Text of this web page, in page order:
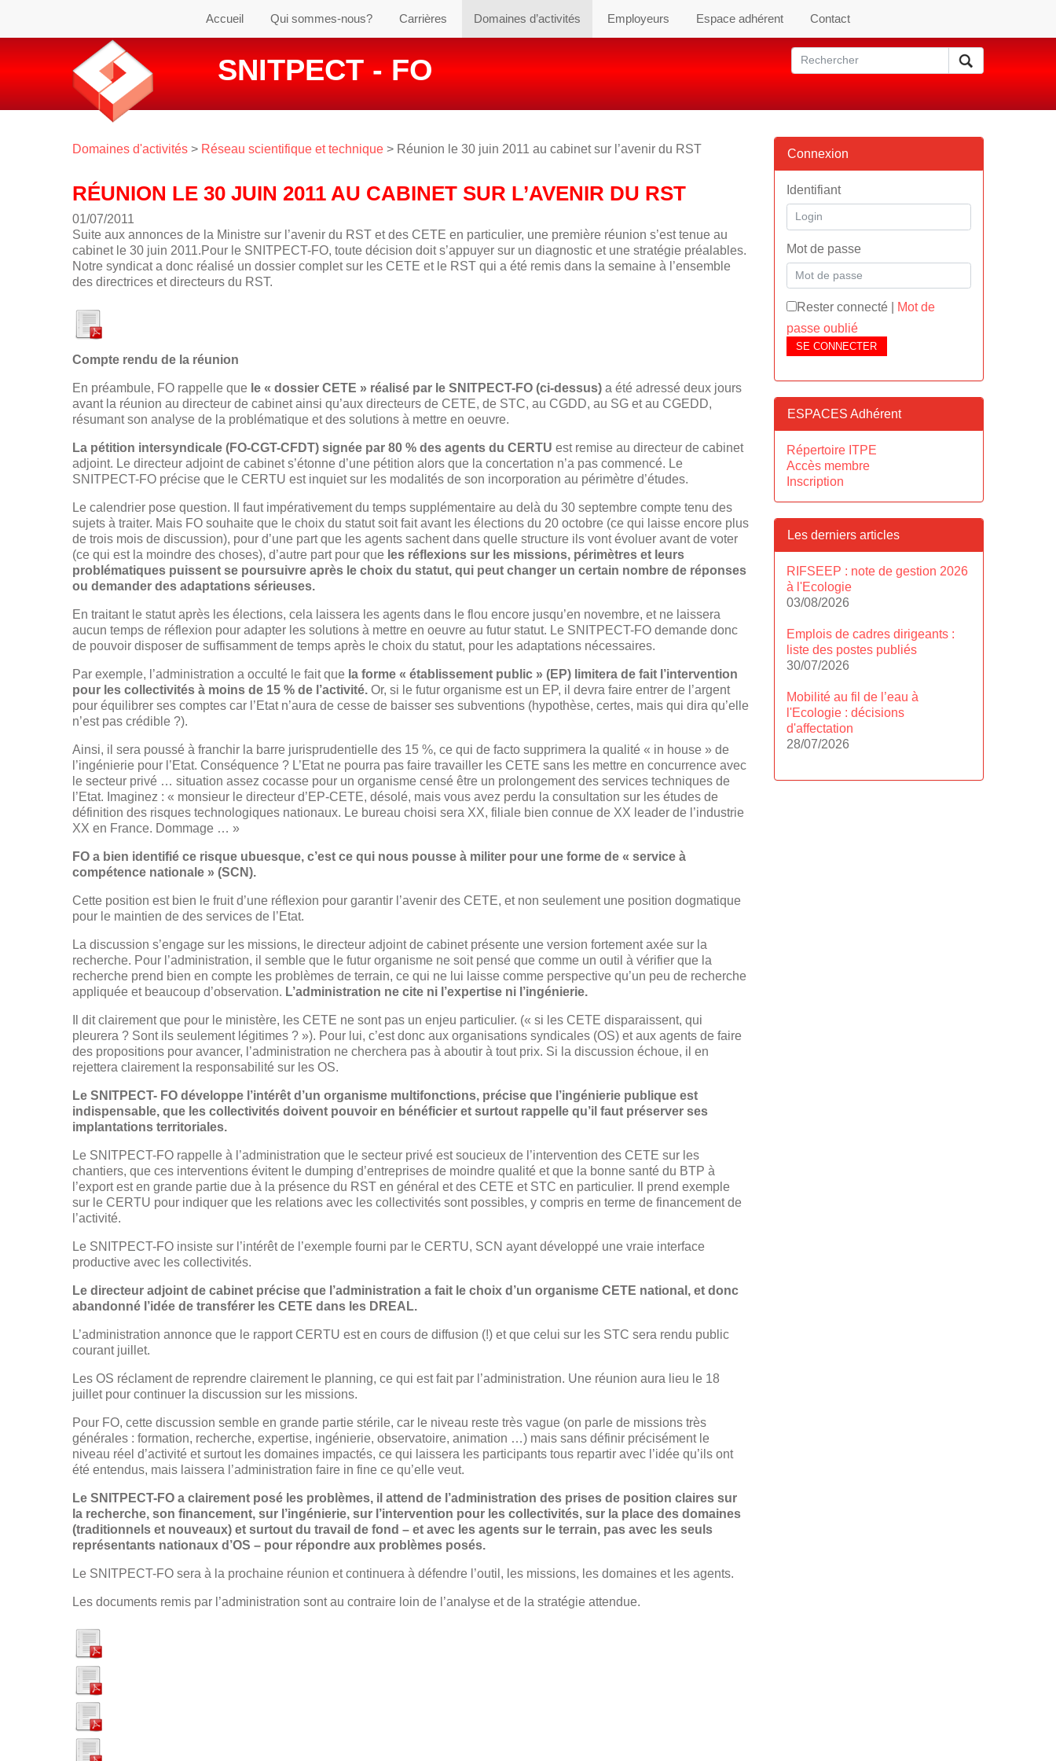
Accueil Qui sommes-nous? Carrières Domaines d’activités Employeurs Espace adhérent Contact
SNITPECT - FO
Domaines d'activités > Réseau scientifique et technique > Réunion le 30 juin 2011 au cabinet sur l’avenir du RST
RÉUNION LE 30 JUIN 2011 AU CABINET SUR L’AVENIR DU RST
01/07/2011
Suite aux annonces de la Ministre sur l’avenir du RST et des CETE en particulier, une première réunion s’est tenue au
cabinet le 30 juin 2011.Pour le SNITPECT-FO, toute décision doit s’appuyer sur un diagnostic et une stratégie préalables.
Notre syndicat a donc réalisé un dossier complet sur les CETE et le RST qui a été remis dans la semaine à l’ensemble
des directrices et directeurs du RST.
Compte rendu de la réunion
En préambule, FO rappelle que le « dossier CETE » réalisé par le SNITPECT-FO (ci-dessus) a été adressé deux jours
avant la réunion au directeur de cabinet ainsi qu’aux directeurs de CETE, de STC, au CGDD, au SG et au CGEDD,
résumant son analyse de la problématique et des solutions à mettre en oeuvre.
La pétition intersyndicale (FO-CGT-CFDT) signée par 80 % des agents du CERTU est remise au directeur de cabinet
adjoint. Le directeur adjoint de cabinet s’étonne d’une pétition alors que la concertation n’a pas commencé. Le
SNITPECT-FO précise que le CERTU est inquiet sur les modalités de son incorporation au périmètre d’études.
Le calendrier pose question. Il faut impérativement du temps supplémentaire au delà du 30 septembre compte tenu des
sujets à traiter. Mais FO souhaite que le choix du statut soit fait avant les élections du 20 octobre (ce qui laisse encore plus
de trois mois de discussion), pour d’une part que les agents sachent dans quelle structure ils vont évoluer avant de voter
(ce qui est la moindre des choses), d’autre part pour que les réflexions sur les missions, périmètres et leurs
problématiques puissent se poursuivre après le choix du statut, qui peut changer un certain nombre de réponses
ou demander des adaptations sérieuses.
En traitant le statut après les élections, cela laissera les agents dans le flou encore jusqu’en novembre, et ne laissera
aucun temps de réflexion pour adapter les solutions à mettre en oeuvre au futur statut. Le SNITPECT-FO demande donc
de pouvoir disposer de suffisamment de temps après le choix du statut, pour les adaptations nécessaires.
Par exemple, l’administration a occulté le fait que la forme « établissement public » (EP) limitera de fait l’intervention
pour les collectivités à moins de 15 % de l’activité. Or, si le futur organisme est un EP, il devra faire entrer de l’argent
pour équilibrer ses comptes car l’Etat n’aura de cesse de baisser ses subventions (hypothèse, certes, mais qui dira qu’elle
n’est pas crédible ?).
Ainsi, il sera poussé à franchir la barre jurisprudentielle des 15 %, ce qui de facto supprimera la qualité « in house » de
l’ingénierie pour l’Etat. Conséquence ? L’Etat ne pourra pas faire travailler les CETE sans les mettre en concurrence avec
le secteur privé … situation assez cocasse pour un organisme censé être un prolongement des services techniques de
l’Etat. Imaginez : « monsieur le directeur d’EP-CETE, désolé, mais vous avez perdu la consultation sur les études de
définition des risques technologiques nationaux. Le bureau choisi sera XX, filiale bien connue de XX leader de l’industrie
XX en France. Dommage … »
FO a bien identifié ce risque ubuesque, c’est ce qui nous pousse à militer pour une forme de « service à
compétence nationale » (SCN).
Cette position est bien le fruit d’une réflexion pour garantir l’avenir des CETE, et non seulement une position dogmatique
pour le maintien de des services de l’Etat.
La discussion s’engage sur les missions, le directeur adjoint de cabinet présente une version fortement axée sur la
recherche. Pour l’administration, il semble que le futur organisme ne soit pensé que comme un outil à vérifier que la
recherche prend bien en compte les problèmes de terrain, ce qui ne lui laisse comme perspective qu’un peu de recherche
appliquée et beaucoup d’observation. L’administration ne cite ni l’expertise ni l’ingénierie.
Il dit clairement que pour le ministère, les CETE ne sont pas un enjeu particulier. (« si les CETE disparaissent, qui
pleurera ? Sont ils seulement légitimes ? »). Pour lui, c’est donc aux organisations syndicales (OS) et aux agents de faire
des propositions pour avancer, l’administration ne cherchera pas à aboutir à tout prix. Si la discussion échoue, il en
rejettera clairement la responsabilité sur les OS.
Le SNITPECT- FO développe l’intérêt d’un organisme multifonctions, précise que l’ingénierie publique est
indispensable, que les collectivités doivent pouvoir en bénéficier et surtout rappelle qu’il faut préserver ses
implantations territoriales.
Le SNITPECT-FO rappelle à l’administration que le secteur privé est soucieux de l’intervention des CETE sur les
chantiers, que ces interventions évitent le dumping d’entreprises de moindre qualité et que la bonne santé du BTP à
l’export est en grande partie due à la présence du RST en général et des CETE et STC en particulier. Il prend exemple
sur le CERTU pour indiquer que les relations avec les collectivités sont possibles, y compris en terme de financement de
l’activité.
Le SNITPECT-FO insiste sur l’intérêt de l’exemple fourni par le CERTU, SCN ayant développé une vraie interface
productive avec les collectivités.
Le directeur adjoint de cabinet précise que l’administration a fait le choix d’un organisme CETE national, et donc
abandonné l’idée de transférer les CETE dans les DREAL.
L’administration annonce que le rapport CERTU est en cours de diffusion (!) et que celui sur les STC sera rendu public
courant juillet.
Les OS réclament de reprendre clairement le planning, ce qui est fait par l’administration. Une réunion aura lieu le 18
juillet pour continuer la discussion sur les missions.
Pour FO, cette discussion semble en grande partie stérile, car le niveau reste très vague (on parle de missions très
générales : formation, recherche, expertise, ingénierie, observatoire, animation …) mais sans définir précisément le
niveau réel d’activité et surtout les domaines impactés, ce qui laissera les participants tous repartir avec l’idée qu’ils ont
été entendus, mais laissera l’administration faire in fine ce qu’elle veut.
Le SNITPECT-FO a clairement posé les problèmes, il attend de l’administration des prises de position claires sur
la recherche, son financement, sur l’ingénierie, sur l’intervention pour les collectivités, sur la place des domaines
(traditionnels et nouveaux) et surtout du travail de fond – et avec les agents sur le terrain, pas avec les seuls
représentants nationaux d’OS – pour répondre aux problèmes posés.
Le SNITPECT-FO sera à la prochaine réunion et continuera à défendre l’outil, les missions, les domaines et les agents.
Les documents remis par l’administration sont au contraire loin de l’analyse et de la stratégie attendue.
Connexion
Identifiant
Mot de passe
Rester connecté|
Mot de
passe oublié
SE CONNECTER
ESPACES Adhérent
Répertoire ITPE
Accès membre
Inscription
Les derniers articles
RIFSEEP : note de gestion 2026
à l'Ecologie
03/08/2026
Emplois de cadres dirigeants :
liste des postes publiés
30/07/2026
Mobilité au fil de l’eau à
l'Ecologie : décisions
d'affectation
28/07/2026